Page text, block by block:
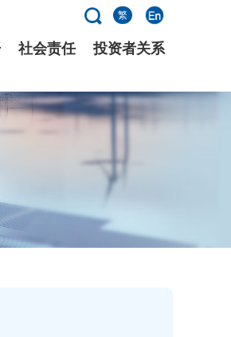
繁
社会责任 投资者关系